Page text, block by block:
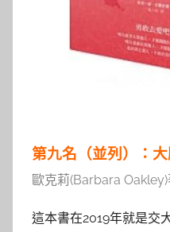
第九名（並列）：
歐克莉(Barbara Oakley)
這本書在2019年就是交